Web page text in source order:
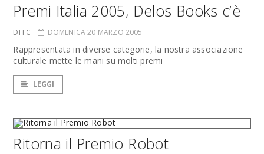
Premi Italia 2005, Delos Books c’è
DI FC DOMENICA 20 MARZO 2005
Rappresentata in diverse categorie, la nostra associazione
culturale mette le mani su molti premi
LEGGI
Ritorna il Premio Robot